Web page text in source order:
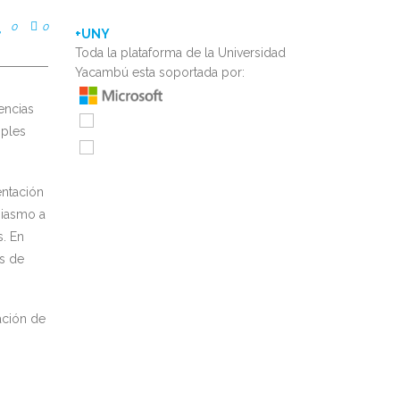
0
0
a
En
de
de
+UNY
Toda la plataforma de la Universidad
Yacambú esta soportada por: